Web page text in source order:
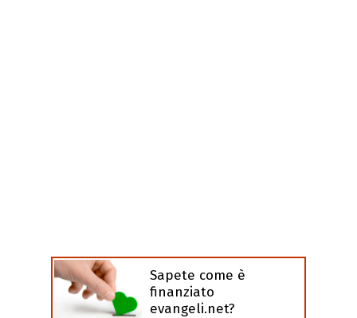
Sapete come è
finanziato
evangeli.net?